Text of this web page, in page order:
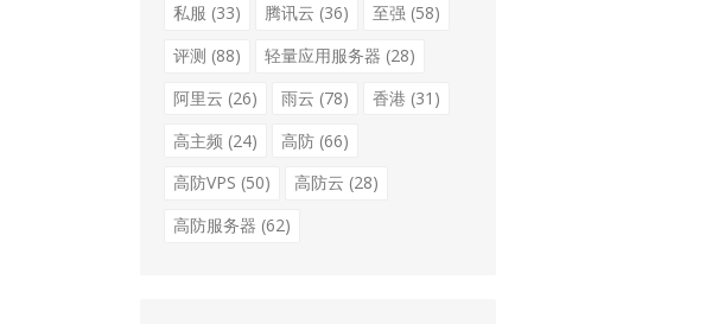
私服 (33) 腾讯云 (36) 至强 (58)
评测 (88) 轻量应用服务器 (28)
阿里云 (26) 雨云 (78) 香港 (31)
高主频 (24) 高防 (66)
高防VPS (50) 高防云 (28)
高防服务器 (62)